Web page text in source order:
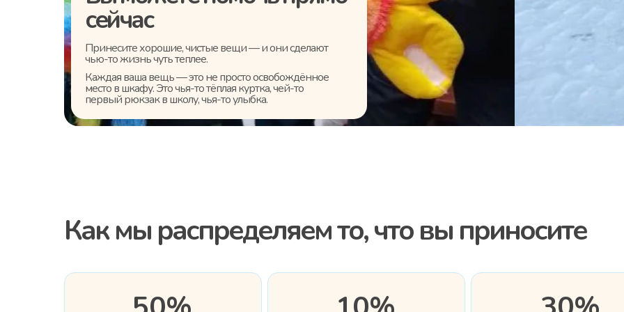
Каждая ваша вещь — это не просто освобождённое
место в шкафу. Это чья-то тёплая куртка, чей-то
первый рюкзак в школу, чья-то улыбка.
Принесите хорошие, чистые вещи — и они сделают
чью-то жизнь чуть теплее.
сейчас
Как мы распределяем то, что вы приносите